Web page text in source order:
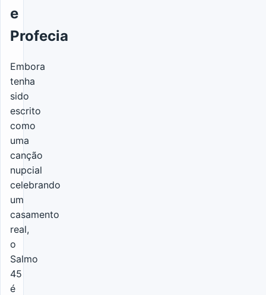
e
Profecia
Embora
tenha
sido
escrito
como
uma
canção
nupcial
celebrando
um
casamento
real,
o
Salmo
45
é